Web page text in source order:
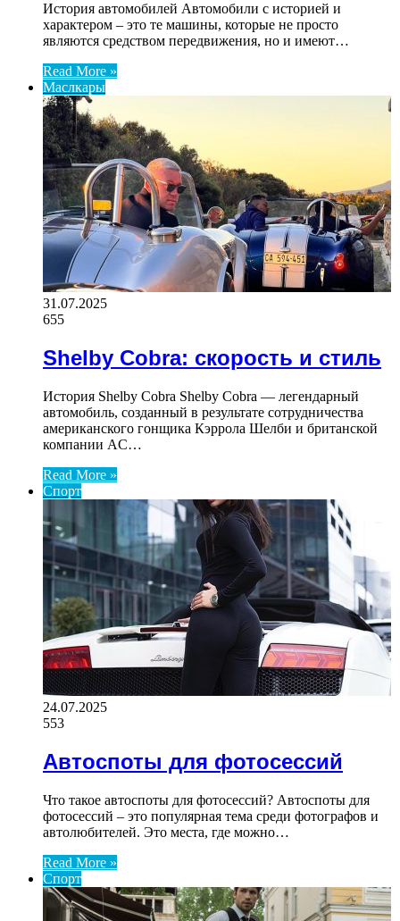
История автомобилей Автомобили с историей и
характером – это те машины, которые не просто
являются средством передвижения, но и имеют…
Read More »
Маслкары
31.07.2025
655
Shelby Cobra: скорость и стиль
История Shelby Cobra Shelby Cobra — легендарный
автомобиль, созданный в результате сотрудничества
американского гонщика Кэррола Шелби и британской
компании AC…
Read More »
Спорт
24.07.2025
553
Автоспоты для фотосессий
Что такое автоспоты для фотосессий? Автоспоты для
фотосессий – это популярная тема среди фотографов и
автолюбителей. Это места, где можно…
Read More »
Спорт